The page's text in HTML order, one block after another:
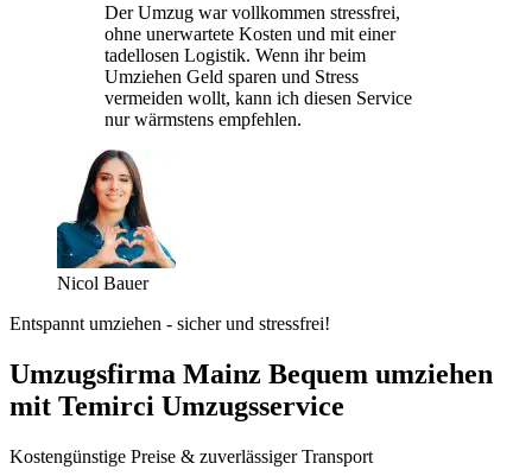
Der Umzug war vollkommen stressfrei,
ohne unerwartete Kosten und mit einer
tadellosen Logistik. Wenn ihr beim
Umziehen Geld sparen und Stress
vermeiden wollt, kann ich diesen Service
nur wärmstens empfehlen.
Nicol Bauer
Entspannt umziehen - sicher und stressfrei!
Umzugsfirma Mainz Bequem umziehen
mit Temirci Umzugsservice
Kostengünstige Preise & zuverlässiger Transport